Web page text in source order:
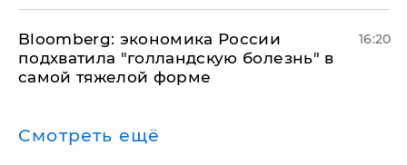
Bloomberg: экономика России
подхватила "голландскую болезнь" в
самой тяжелой форме
16:20
Смотреть ещё